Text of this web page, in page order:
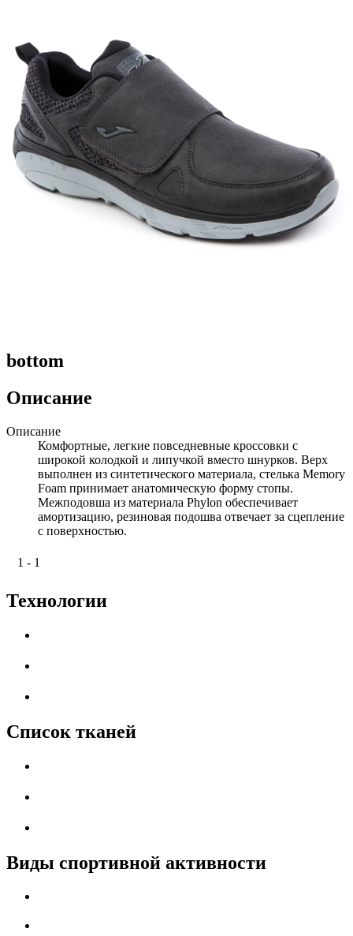
bottom
Описание
Описание
Комфортные, легкие повседневные кроссовки с
широкой колодкой и липучкой вместо шнурков. Верх
выполнен из синтетического материала, стелька Memory
Foam принимает анатомическую форму стопы.
Межподовша из материала Phylon обеспечивает
амортизацию, резиновая подошва отвечает за сцепление
с поверхностью.
1 - 1
Технологии
Список тканей
Виды спортивной активности